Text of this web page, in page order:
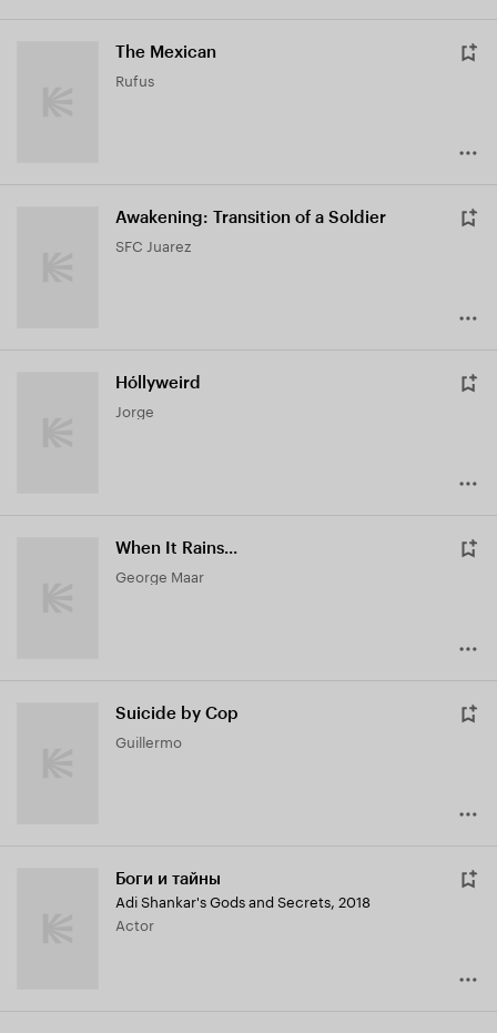
The Mexican
Rufus
Awakening: Transition of a Soldier
SFC Juarez
Hóllyweird
Jorge
When It Rains...
George Maar
Suicide by Cop
Guillermo
Боги и тайны
Adi Shankar's Gods and Secrets, 2018
Actor